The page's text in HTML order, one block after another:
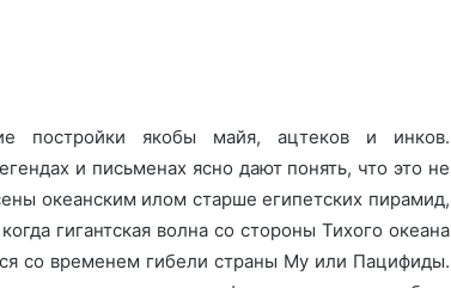
постройки якобы майя, ацтеков и инков.
и письменах ясно дают понять, что это не
океанским илом старше египетских пирамид,
гигантская волна со стороны Тихого океана
со временем гибели страны Му или Пацифиды.